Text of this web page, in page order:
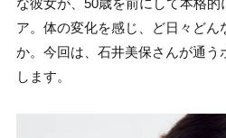
な彼女が、50歳を前にして本格
ア。体の変化を感じ、ど日々ど
か。今回は、石井美保さんが通う
します。